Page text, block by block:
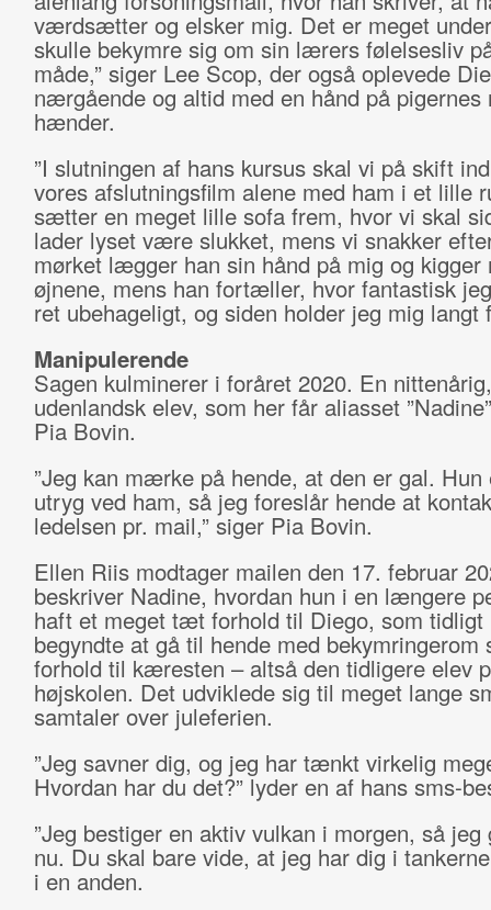
værdsætter og elsker mig. Det er meget
skulle bekymre sig om sin lærers følelsesliv
måde,” siger Lee Scop, der også oplevede
nærgående og altid med en hånd på pigernes
hænder.
”I slutningen af hans kursus skal vi på skift
vores afslutningsfilm alene med ham i et lille
sætter en meget lille sofa frem, hvor vi skal
lader lyset være slukket, mens vi snakker
mørket lægger han sin hånd på mig og kigger
øjnene, mens han fortæller, hvor fantastisk
ret ubehageligt, og siden holder jeg mig langt
Manipulerende
Sagen kulminerer i foråret 2020. En nittenårig,
udenlandsk elev, som her får aliasset
Pia Bovin.
”Jeg kan mærke på hende, at den er gal. Hun
utryg ved ham, så jeg foreslår hende at
ledelsen pr. mail,” siger Pia Bovin.
Ellen Riis modtager mailen den 17. februar
beskriver Nadine, hvordan hun i en længere
haft et meget tæt forhold til Diego, som tidligt
begyndte at gå til hende med
forhold til kæresten – altså den tidligere elev
højskolen. Det udviklede sig til meget lange
samtaler over juleferien.
”Jeg savner dig, og jeg har tænkt virkelig
Hvordan har du det?” lyder en af hans sms-
”Jeg bestiger en aktiv vulkan i morgen, så jeg
nu. Du skal bare vide, at jeg har dig i
i en anden.